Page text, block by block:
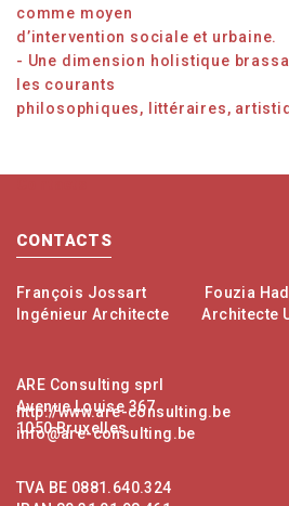
comme moyen
d’intervention sociale et urbaine.
- Une dimension holistique
les courants
philosophiques, littéraires,
CONTACTS
François Jossart
Fouzia
Ingénieur Architecte
Architecte
ARE Consulting sprl
Avenue Louise 367
1050 Bruxelles
http://www.are-consulting.be
info@are-consulting.be
TVA BE 0881.640.324